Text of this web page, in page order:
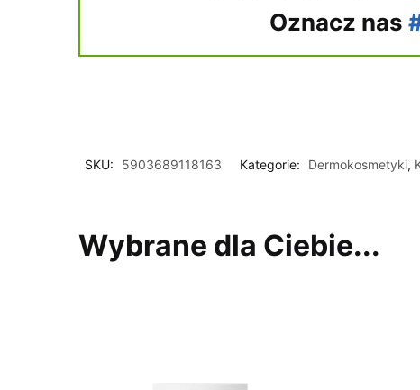
Oznacz nas
SKU: 5903689118163 Kategorie: Dermokosmetyki,
Wybrane dla Ciebie...